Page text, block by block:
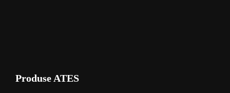
Produse ATES